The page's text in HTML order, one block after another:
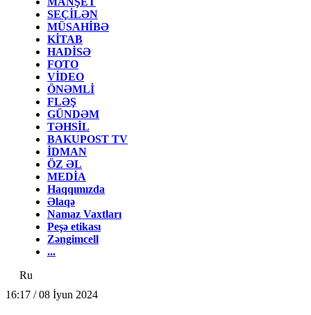
SEÇİLƏN
MÜSAHİBƏ
KİTAB
HADİSƏ
FOTO
VİDEO
ÖNƏMLİ
FLƏŞ
GÜNDƏM
TƏHSİL
BAKUPOST TV
İDMAN
ÖZ ƏL
MEDİA
Haqqımızda
Əlaqə
Namaz Vaxtları
Peşə etikası
Zəngimcell
...
Ru
16:17 / 08 İyun 2024